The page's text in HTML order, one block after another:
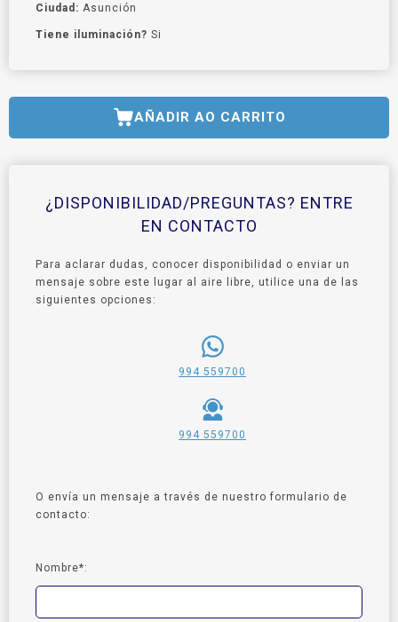
Ciudad: Asunción
Tiene iluminación? Si
AÑADIR AO CARRITO
¿DISPONIBILIDAD/PREGUNTAS? ENTRE
EN CONTACTO
Para aclarar dudas, conocer disponibilidad o enviar un
mensaje sobre este lugar al aire libre, utilice una de las
siguientes opciones:
994 559700
994 559700
O envía un mensaje a través de nuestro formulario de
contacto:
Nombre*: